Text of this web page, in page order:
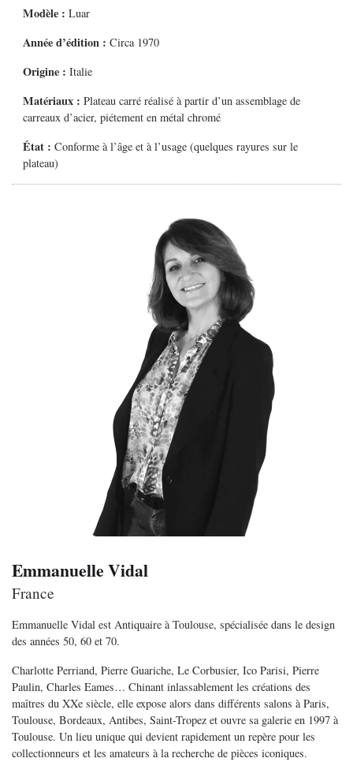
Modèle : Luar
Année d’édition : Circa 1970
Origine : Italie
Matériaux : Plateau carré réalisé à partir d’un assemblage de
carreaux d’acier, piétement en métal chromé
État : Conforme à l’âge et à l’usage (quelques rayures sur le
plateau)
Emmanuelle Vidal
France
Emmanuelle Vidal est Antiquaire à Toulouse, spécialisée dans le design
des années 50, 60 et 70.
Charlotte Perriand, Pierre Guariche, Le Corbusier, Ico Parisi, Pierre
Paulin, Charles Eames… Chinant inlassablement les créations des
maîtres du XXe siècle, elle expose alors dans différents salons à Paris,
Toulouse, Bordeaux, Antibes, Saint-Tropez et ouvre sa galerie en 1997 à
Toulouse. Un lieu unique qui devient rapidement un repère pour les
collectionneurs et les amateurs à la recherche de pièces iconiques.